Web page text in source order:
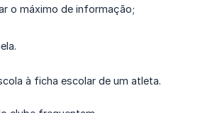
o máximo de informação;
à ficha escolar de um atleta.